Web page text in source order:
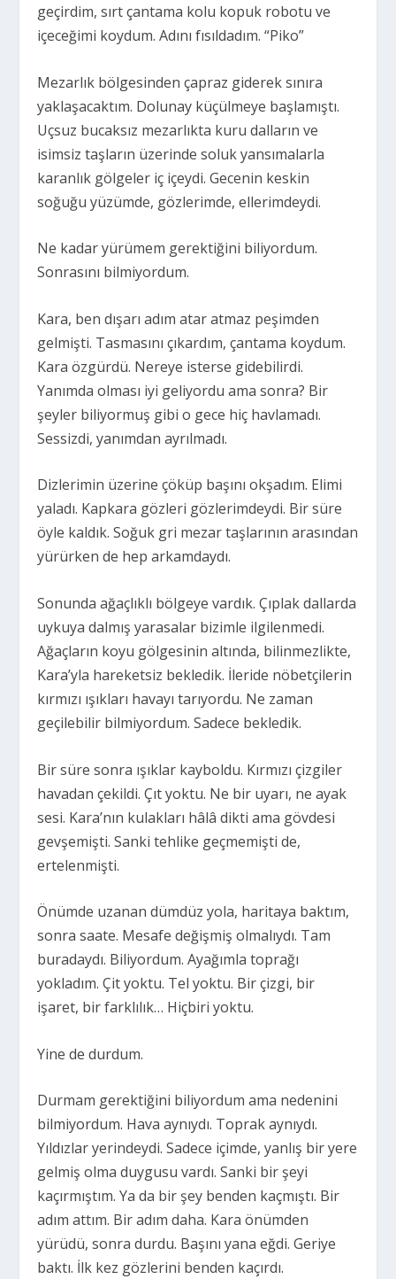
geçirdim, sırt çantama kolu kopuk robotu ve
içeceğimi koydum. Adını fısıldadım. “Piko”
Mezarlık bölgesinden çapraz giderek sınıra
yaklaşacaktım. Dolunay küçülmeye başlamıştı.
Uçsuz bucaksız mezarlıkta kuru dalların ve
isimsiz taşların üzerinde soluk yansımalarla
karanlık gölgeler iç içeydi. Gecenin keskin
soğuğu yüzümde, gözlerimde, ellerimdeydi.
Ne kadar yürümem gerektiğini biliyordum.
Sonrasını bilmiyordum.
Kara, ben dışarı adım atar atmaz peşimden
gelmişti. Tasmasını çıkardım, çantama koydum.
Kara özgürdü. Nereye isterse gidebilirdi.
Yanımda olması iyi geliyordu ama sonra? Bir
şeyler biliyormuş gibi o gece hiç havlamadı.
Sessizdi, yanımdan ayrılmadı.
Dizlerimin üzerine çöküp başını okşadım. Elimi
yaladı. Kapkara gözleri gözlerimdeydi. Bir süre
öyle kaldık. Soğuk gri mezar taşlarının arasından
yürürken de hep arkamdaydı.
Sonunda ağaçlıklı bölgeye vardık. Çıplak dallarda
uykuya dalmış yarasalar bizimle ilgilenmedi.
Ağaçların koyu gölgesinin altında, bilinmezlikte,
Kara’yla hareketsiz bekledik. İleride nöbetçilerin
kırmızı ışıkları havayı tarıyordu. Ne zaman
geçilebilir bilmiyordum. Sadece bekledik.
Bir süre sonra ışıklar kayboldu. Kırmızı çizgiler
havadan çekildi. Çıt yoktu. Ne bir uyarı, ne ayak
sesi. Kara’nın kulakları hâlâ dikti ama gövdesi
gevşemişti. Sanki tehlike geçmemişti de,
ertelenmişti.
Önümde uzanan dümdüz yola, haritaya baktım,
sonra saate. Mesafe değişmiş olmalıydı. Tam
buradaydı. Biliyordum. Ayağımla toprağı
yokladım. Çit yoktu. Tel yoktu. Bir çizgi, bir
işaret, bir farklılık… Hiçbiri yoktu.
Yine de durdum.
Durmam gerektiğini biliyordum ama nedenini
bilmiyordum. Hava aynıydı. Toprak aynıydı.
Yıldızlar yerindeydi. Sadece içimde, yanlış bir yere
gelmiş olma duygusu vardı. Sanki bir şeyi
kaçırmıştım. Ya da bir şey benden kaçmıştı. Bir
adım attım. Bir adım daha. Kara önümden
yürüdü, sonra durdu. Başını yana eğdi. Geriye
baktı. İlk kez gözlerini benden kaçırdı.